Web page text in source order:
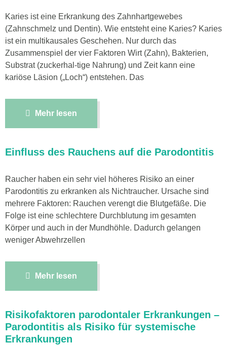
Karies ist eine Erkrankung des Zahnhartgewebes
(Zahnschmelz und Dentin). Wie entsteht eine Karies? Karies
ist ein multikausales Geschehen. Nur durch das
Zusammenspiel der vier Faktoren Wirt (Zahn), Bakterien,
Substrat (zuckerhal-tige Nahrung) und Zeit kann eine
kariöse Läsion („Loch“) entstehen. Das
Mehr lesen
Einfluss des Rauchens auf die Parodontitis
Raucher haben ein sehr viel höheres Risiko an einer
Parodontitis zu erkranken als Nichtraucher. Ursache sind
mehrere Faktoren: Rauchen verengt die Blutgefäße. Die
Folge ist eine schlechtere Durchblutung im gesamten
Körper und auch in der Mundhöhle. Dadurch gelangen
weniger Abwehrzellen
Mehr lesen
Risikofaktoren parodontaler Erkrankungen –
Parodontitis als Risiko für systemische
Erkrankungen